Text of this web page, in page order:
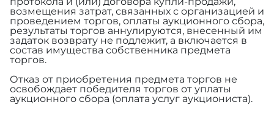
возмещения затрат, связанных с организацией и
проведением торгов, оплаты аукционного сбора,
результаты торгов аннулируются, внесенный им
задаток возврату не подлежит, а включается в
состав имущества собственника предмета
торгов.
Отказ от приобретения предмета торгов не
освобождает победителя торгов от уплаты
аукционного сбора (оплата услуг аукциониста).